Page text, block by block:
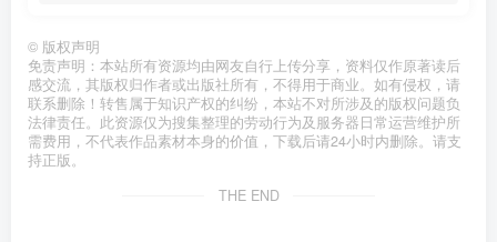
© 版权声明
免责声明：本站所有资源均由网友自行上传分享，资料仅作原著读后
感交流，其版权归作者或出版社所有，不得用于商业。如有侵权，请
联系删除！转售属于知识产权的纠纷，本站不对所涉及的版权问题负
法律责任。此资源仅为搜集整理的劳动行为及服务器日常运营维护所
需费用，不代表作品素材本身的价值，下载后请24小时内删除。请支
持正版。
THE END